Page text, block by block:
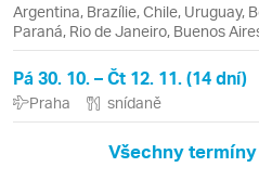
Argentina, Brazílie, Chile, Uruguay,
Paraná, Rio de Janeiro, Buenos
Sacramento, Copacabana, Foz do
Ipanema, Leblon, Montevideo,
Tigre, Valparaiso, Viňa del Mar
Pá 30. 10. – Čt 12. 11. (14 dní)
Praha snídaně
Všechny